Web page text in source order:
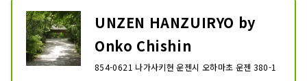
UNZEN HANZUIRYO by
Onko Chishin
854-0621 나가사키현 운젠시 오하마초 운젠 380-1